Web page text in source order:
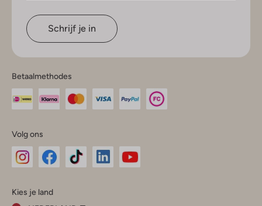
Schrijf je in
Betaalmethodes
Volg ons
InstagramFacebook
Kies je land